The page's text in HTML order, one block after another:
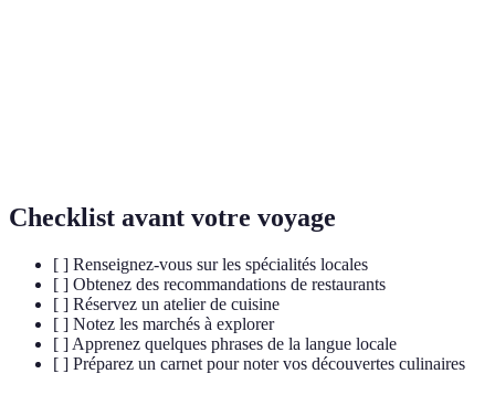
Checklist avant votre voyage
[ ] Renseignez-vous sur les spécialités locales
[ ] Obtenez des recommandations de restaurants
[ ] Réservez un atelier de cuisine
[ ] Notez les marchés à explorer
[ ] Apprenez quelques phrases de la langue locale
[ ] Préparez un carnet pour noter vos découvertes culinaires